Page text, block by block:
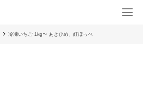
冷凍いちご 1kg〜 あきひめ、紅ほっぺ